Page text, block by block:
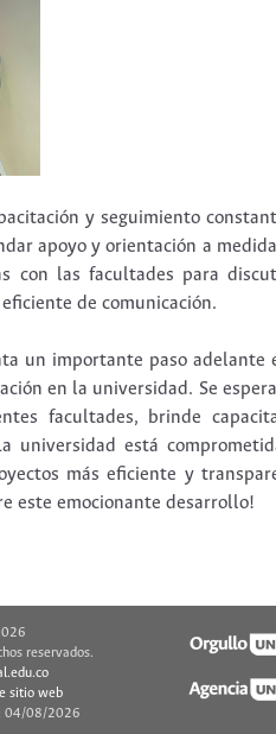
y seguimiento
apoyo y orientación a
con las facultades para
de comunicación.
un importante paso adelante
en la universidad. Se
facultades, brinde
universidad está
más eficiente y
este emocionante desarrollo!
reservados.
sitio web
04/08/2026